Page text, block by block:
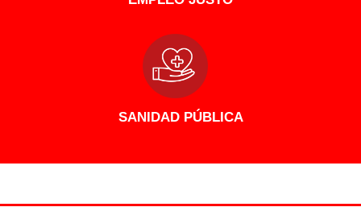
SANIDAD PÚBLICA